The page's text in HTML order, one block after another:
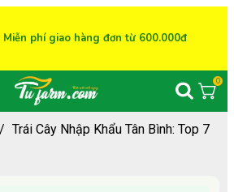
phí giao hàng đơn từ 600.000đ
0
/ Trái Cây Nhập Khẩu Tân Bình: Top 7